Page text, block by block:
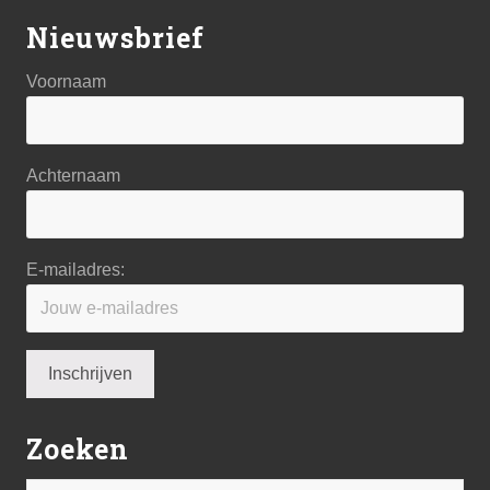
Nieuwsbrief
Voornaam
Achternaam
E-mailadres:
Zoeken